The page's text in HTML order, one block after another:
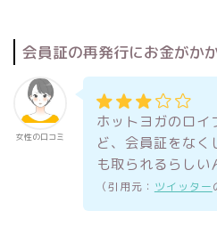
会員証の再発行にお金がか
女性の口コミ
ホットヨガのロイ
ど、会員証をな
も取られるらしい
（引用元： ツイッター